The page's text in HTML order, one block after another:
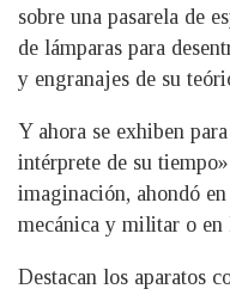
sobre una pasarela de
de lámparas para
y engranajes de su
Y ahora se exhiben
intérprete de su
imaginación, ahondó
mecánica y militar o en
Destacan los aparatos